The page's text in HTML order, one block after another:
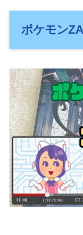
ポケモン